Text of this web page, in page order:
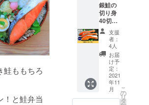
鮭ももちろ
！と鮭弁当
銀鮭の
切り身
40切を
お届け
しま
す。 ※
送料込
みのお
値段で
す。
支援
者：
4人
お届
け予
定：
2021
年11
月
こ
の
リ
タ